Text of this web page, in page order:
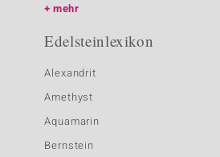
mehr
Edelsteinlexikon
Alexandrit
Amethyst
Aquamarin
Bernstein